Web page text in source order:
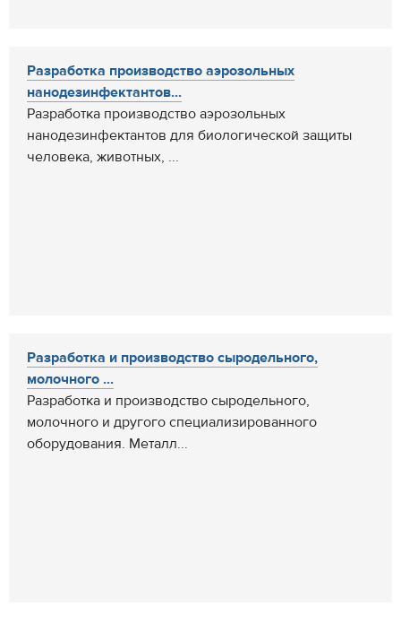
Разработка производство аэрозольных
нанодезинфектантов...
Разработка производство аэрозольных
нанодезинфектантов для биологической защиты
человека, животных, ...
Разработка и производство сыродельного,
молочного ...
Разработка и производство сыродельного,
молочного и другого специализированного
оборудования. Металл...